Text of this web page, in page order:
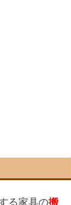
る家具の搬